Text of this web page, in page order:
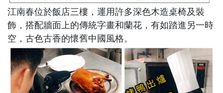
江南春位於飯店三樓，運用許多深色木造桌椅及裝
飾，搭配牆面上的傳統字畫和蘭花，有如踏進另一時
空，古色古香的懷舊中國風格。